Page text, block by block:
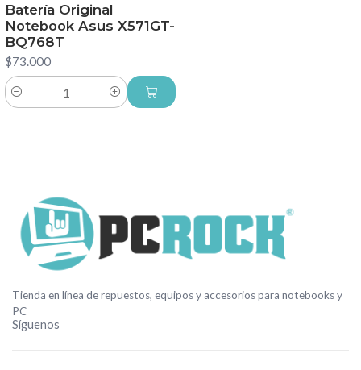
Batería Original
Notebook Asus X571GT-
BQ768T
$73.000
Cantidad
Tienda en línea de repuestos, equipos y accesorios para notebooks y
PC
Síguenos